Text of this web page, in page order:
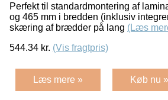
Perfekt til standardmontering af
og 465 mm i bredden (inklusiv
skæring af brædder på lang (Læs
544.34 kr. (Vis fragtpris)
Læs mere » Køb nu »